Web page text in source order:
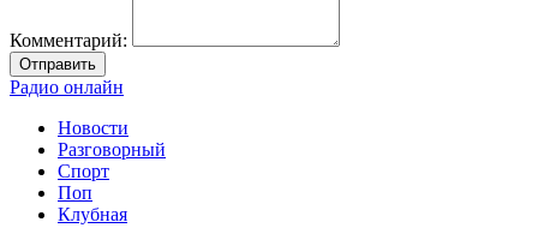
Комментарий:
Отправить
Радио онлайн
Новости
Разговорный
Спорт
Поп
Клубная